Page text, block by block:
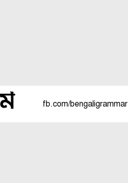
fb.com/bengaligrammar